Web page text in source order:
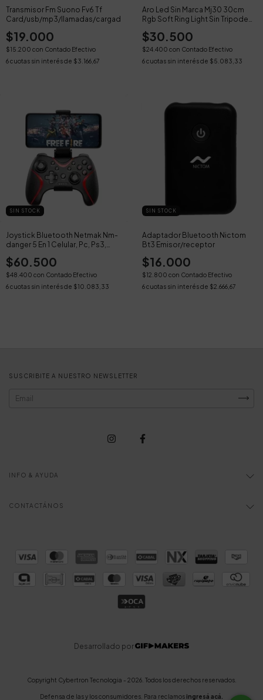
Transmisor Fm Suono Fv6 Tf
Card/usb/mp3/llamadas/cargador
$19.000
$15.200 con Contado Efectivo
6cuotas sin interés de $3.166,67
Aro Led Sin Marca Mj30 30cm
Rgb Soft Ring Light Sin Tripode
$30.500
$24.400 con Contado Efectivo
6 cuotas sin interés de $5.083,33
SIN STOCK
Joystick Bluetooth Netmak Nm-
danger 5 En 1 Celular, Pc, Ps3,
$60.500
$48.400 con Contado Efectivo
6cuotas sin interés de $10.083,33
SIN STOCK
Adaptador Bluetooth Nictom
Bt3 Emisor/receptor
$16.000
$12.800 con Contado Efectivo
6 cuotas sin interés de $2.666,67
SUSCRIBITE A NUESTRO NEWSLETTER
INFO & AYUDA
CONTACTÁNOS
Desarrollado por
Copyright Cybertron Tecnologia - 2026. Todos los derechos reservados.
Defensa de las y los consumidores. Para reclamos ingresá acá.